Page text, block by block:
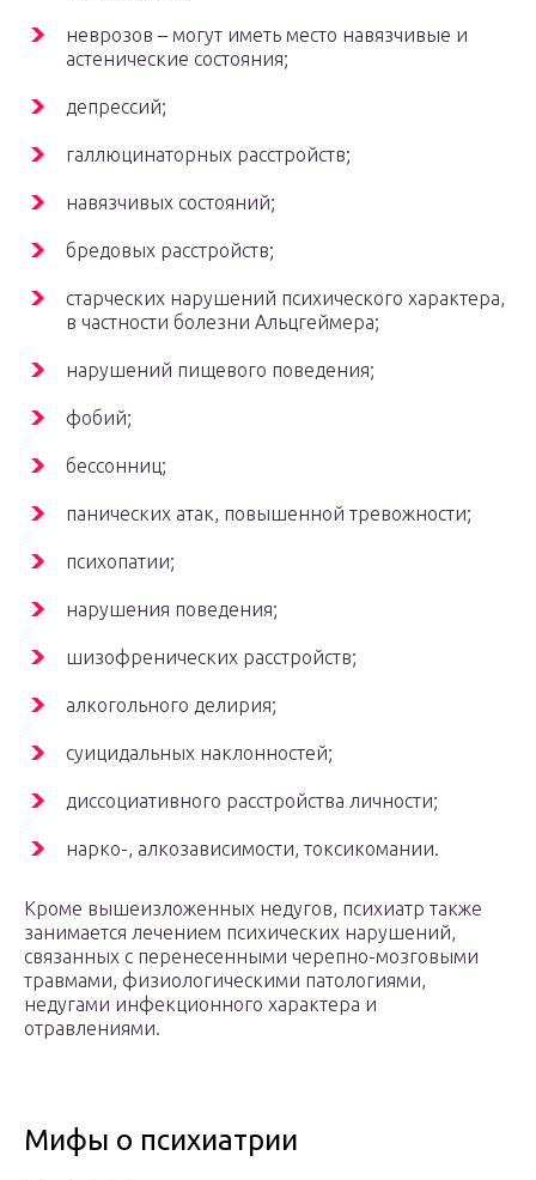
неврозов – могут иметь место навязчивые и
астенические состояния;
депрессий;
галлюцинаторных расстройств;
навязчивых состояний;
бредовых расстройств;
старческих нарушений психического характера,
в частности болезни Альцгеймера;
нарушений пищевого поведения;
фобий;
бессонниц;
панических атак, повышенной тревожности;
психопатии;
нарушения поведения;
шизофренических расстройств;
алкогольного делирия;
суицидальных наклонностей;
диссоциативного расстройства личности;
нарко-, алкозависимости, токсикомании.
Кроме вышеизложенных недугов, психиатр также
занимается лечением психических нарушений,
связанных с перенесенными черепно-мозговыми
травмами, физиологическими патологиями,
недугами инфекционного характера и
отравлениями.
Мифы о психиатрии